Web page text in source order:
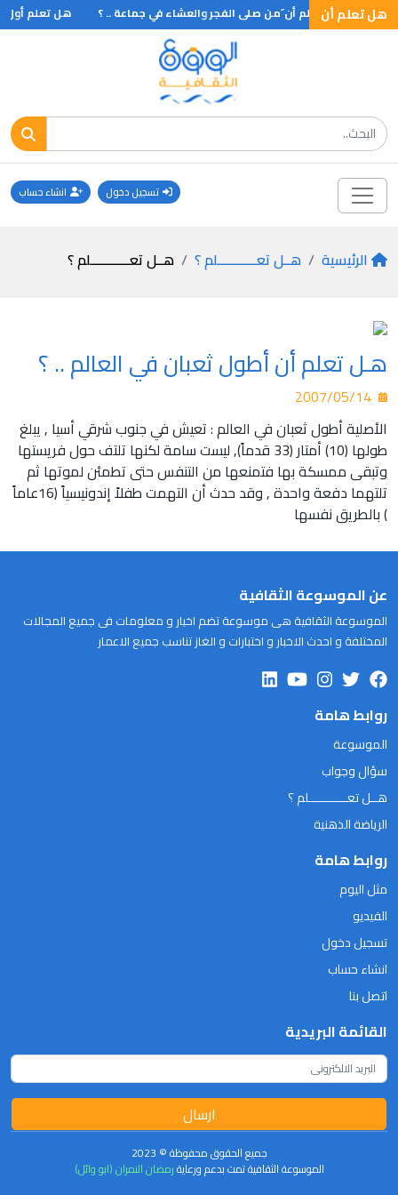
هل تعلم أن
. هـل تعلم أن َمن صلى الفجر والعشاء في جماعة .. ؟ هل تعلم أول
تسجيل دخول انشاء حساب
الرئيسية هــل تعـــــــــــلم ؟ هــل تعـــــــــــلم ؟
هـل تعلم أن أطول ثعبان في العالم .. ؟
الأصلية أطول ثعبان في العالم : تعيش في جنوب شرقي أسيا , يبلغ
طولها (10) أمتار (33 قدماً), ليست سامة لكنها تلتف حول فريستها
وتبقى ممسكة بها فتمنعها من التنفس حتى تطمئن لموتها ثم
تلتهما دفعة واحدة , وقد حدث أن التهمت طفلاً إندونيسياً (16عاماً
) بالطريق نفسها
عن الموسوعة الثقافية
الموسوعة الثقافية هى موسوعة تضم اخبار و معلومات فى جميع المجالات
المختلفة و احدث الاخبار و اختبارات و الغاز تناسب جميع الاعمار
روابط هامة
الموسوعة
سؤال وجواب
هــل تعـــــــــــلم ؟
الرياضة الذهنية
روابط هامة
مثل اليوم
الفيديو
تسجيل دخول
انشاء حساب
اتصل بنا
القائمة البريدية
ارسال
جميع الحقوق محفوظة © 2023
الموسوعة الثقافية تمت بدعم ورعايةرمضان النمران (ابو وائل)